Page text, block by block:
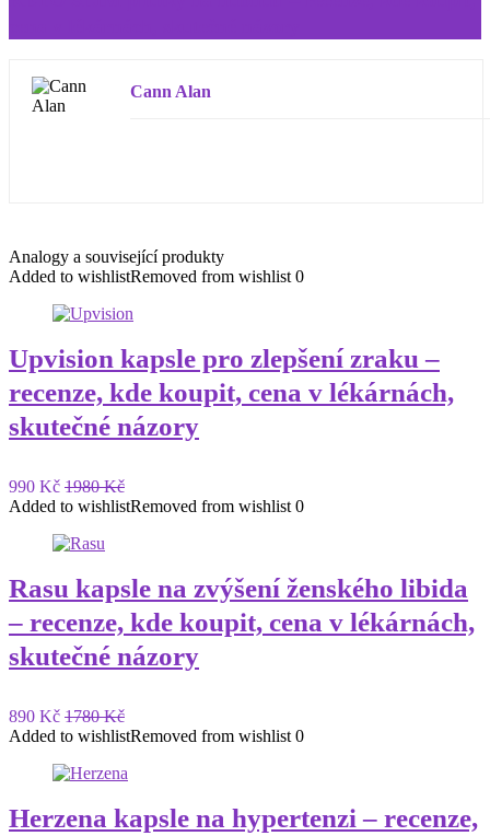
Cann Alan
Analogy a související produkty
Added to wishlistRemoved from wishlist 0
Upvision kapsle pro zlepšení zraku –
recenze, kde koupit, cena v lékárnách,
skutečné názory
990 Kč 1980 Kč
Added to wishlistRemoved from wishlist 0
Rasu kapsle na zvýšení ženského libida
– recenze, kde koupit, cena v lékárnách,
skutečné názory
890 Kč 1780 Kč
Added to wishlistRemoved from wishlist 0
Herzena kapsle na hypertenzi – recenze,